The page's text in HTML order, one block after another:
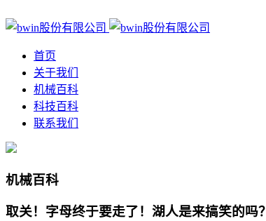
首页
关于我们
机械百科
科技百科
联系我们
机械百科
取关！字母终于要走了！湖人是来搞笑的吗？